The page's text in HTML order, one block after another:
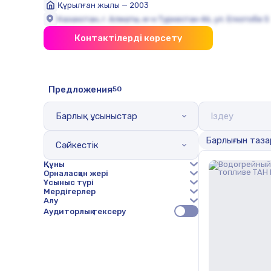
Құрылған жылы — 2003
Казахстан, г. Алматы, м-н Туркестан 46, ул. Егизтобе 5
Контактілерді көрсету
Предложения50
Барлық ұсыныстар
Сәйкестік
Құны
Орналасқан жері
Ұсыныс түрі
Мердігерлер
Алу
Аудиторлық тексеру
Барлығын